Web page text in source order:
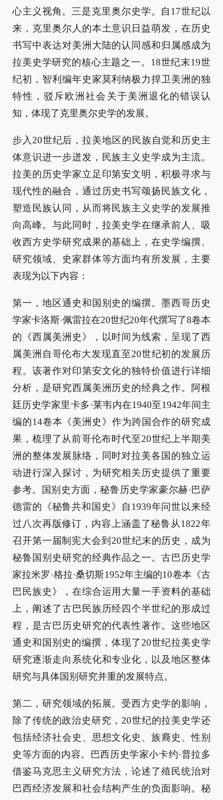
心主义视角。三是克里奥尔史学。自17世纪以
来，克里奥尔人的本土意识日益萌发，在历史
书写中表达对美洲大陆的认同感和归属感成为
拉美史学研究的核心主题之一。18世纪末19世
纪初，智利编年史家莫利纳极力捍卫美洲的独
特性，驳斥欧洲社会关于美洲退化的错误认
知，体现了克里奥尔史学的发展。
步入20世纪后，拉美地区的民族自觉和历史主
体意识进一步迸发，民族主义史学成为主流。
拉美的历史学家立足印第安文明，积极寻求与
现代性的融合，通过历史书写颂扬民族文化，
塑造民族认同，从而将民族主义史学的发展推
向高峰。与此同时，拉美史学在继承前人、吸
收西方史学研究成果的基础上，在史学编撰、
研究领域、史家群体等方面均有所发展，主要
表现为以下内容：
第一，地区通史和国别史的编撰。墨西哥历史
学家卡洛斯·佩雷拉在20世纪20年代撰写了8卷本
的《西属美洲史》，以时间为线索，呈现了西
属美洲自哥伦布大发现直至20世纪初的发展历
程。该著作对印第安文化的独特价值进行详细
分析，是研究西属美洲历史的经典之作。阿根
廷历史学家里卡多·莱韦内在1940至1942年间主
编的14卷本《美洲史》作为跨国合作的研究成
果，梳理了从前哥伦布时代至20世纪上半期美
洲的整体发展脉络，同时对拉美各国的独立运
动进行深入探讨，为研究相关历史提供了重要
参考。国别史方面，秘鲁历史学家豪尔赫·巴萨
德雷的《秘鲁共和国史》自1939年问世以来经
过八次再版修订，内容上涵盖了秘鲁从1822年
召开第一届制宪大会到20世纪末的历史，成为
秘鲁国别史研究的经典作品之一。古巴历史学
家拉米罗·格拉·桑切斯1952年主编的10卷本《古
巴民族史》，在综合运用大量一手资料的基础
上，阐述了古巴民族历经四个半世纪的形成过
程，是古巴历史研究的代表性著作。这些地区
通史和国别史的编撰，体现了20世纪拉美史学
研究逐渐走向系统化和专业化，以及地区整体
研究与具体国别研究并重的发展特点。
第二，研究领域的拓展。受西方史学的影响，
除了传统的政治史研究，20世纪的拉美史学还
包括经济社会史、思想文化史、族裔史、性别
史等方面的内容。巴西历史学家小卡约·普拉多
借鉴马克思主义研究方法，论述了殖民统治对
巴西经济发展和社会结构产生的负面影响。秘